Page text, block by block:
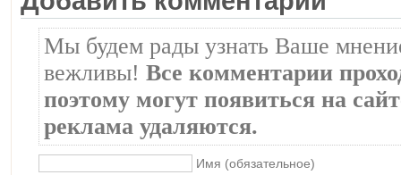
Мы будем рады узнать Ваше
вежливы! Все комментарии
поэтому могут появиться на
реклама удаляются.
Имя (обязательное)